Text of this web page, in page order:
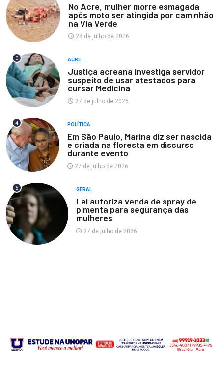
No Acre, mulher morre esmagada
após moto ser atingida por caminhão
na Via Verde
28 de julho de 2026
3 ACRE
Justiça acreana investiga servidor
suspeito de usar atestados para
cursar Medicina
27 de julho de 2026
4 POLÍTICA
Em São Paulo, Marina diz ser nascida
e criada na floresta em discurso
durante evento
27 de julho de 2026
5 GERAL
Lei autoriza venda de spray de
pimenta para segurança das
mulheres
27 de julho de 2026